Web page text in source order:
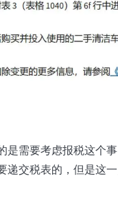
是需要考虑报税这个
递交税表的，但是这